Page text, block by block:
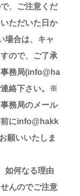
、ご注意くだ
ただいた日か
場合は、キャ
ので、ご了承
務局(info@ha
絡下さい。※
務局のメール
前にinfo@hakk
願いいたしま
如何なる理由
んのでご注意